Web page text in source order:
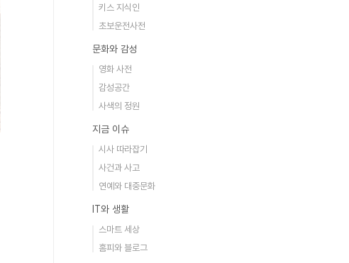
키스 지식인
초보운전사전
문화와 감성
영화 사전
감성공간
사색의 정원
지금 이슈
시사 따라잡기
사건과 사고
연예와 대중문화
IT와 생활
스마트 세상
홈피와 블로그